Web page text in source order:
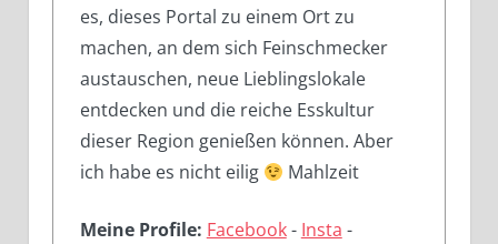
es, dieses Portal zu einem Ort zu
machen, an dem sich Feinschmecker
austauschen, neue Lieblingslokale
entdecken und die reiche Esskultur
dieser Region genießen können. Aber
ich habe es nicht eilig
Mahlzeit
Meine Profile: Facebook- Insta -